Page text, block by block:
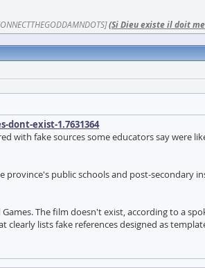
(Si Dieu existe il doit
exist-1.7631364
with fake sources some educators say were
public schools and post-secondary
The film doesn't exist, according to a
lists fake references designed as